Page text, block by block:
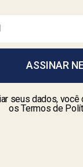
ASSINAR
seus dados,
os Termos de